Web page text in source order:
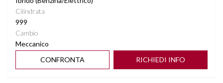
Cilindrata
999
Cambio
Meccanico
CONFRONTA
RICHIEDI INFO